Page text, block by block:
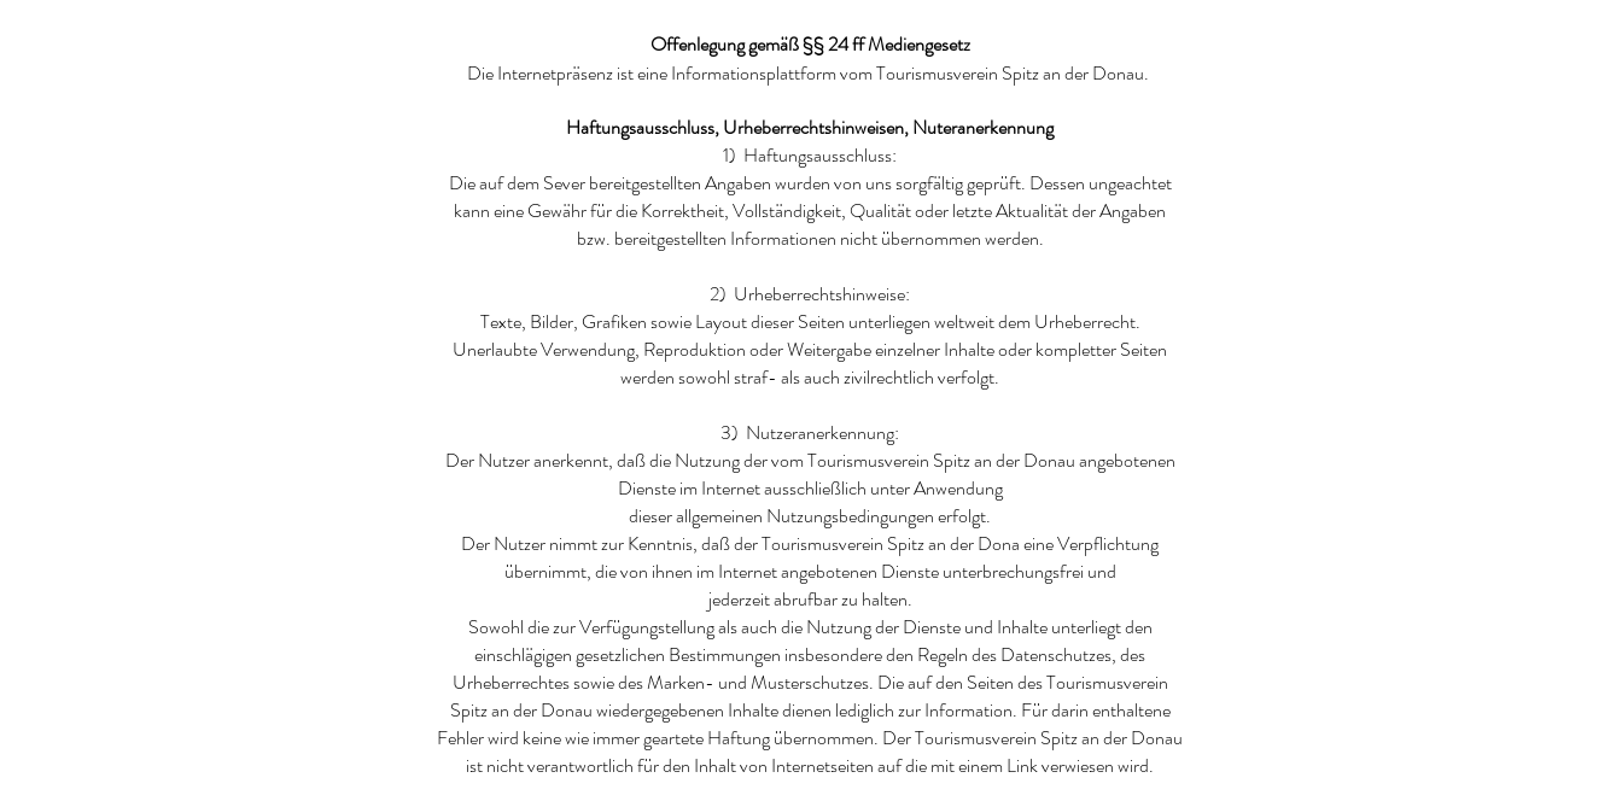
Offenlegung gemäß §§ 24 ff Mediengesetz
Die Internetpräsenz ist eine Informationsplattform vom Tourismusverein Spitz an der Donau.
Haftungsausschluss, Urheberrechtshinweisen, Nuteranerkennung
1) Haftungsausschluss:
Die auf dem Sever bereitgestellten Angaben wurden von uns sorgfältig geprüft. Dessen ungeachtet
kann eine Gewähr für die Korrektheit, Vollständigkeit, Qualität oder letzte Aktualität der Angaben
bzw. bereitgestellten Informationen nicht übernommen werden.
2) Urheberrechtshinweise:
Texte, Bilder, Grafiken sowie Layout dieser Seiten unterliegen weltweit dem Urheberrecht.
Unerlaubte Verwendung, Reproduktion oder Weitergabe einzelner Inhalte oder kompletter Seiten
werden sowohl straf- als auch zivilrechtlich verfolgt.
3) Nutzeranerkennung:
Der Nutzer anerkennt, daß die Nutzung der vom Tourismusverein Spitz an der Donau angebotenen
Dienste im Internet ausschließlich unter Anwendung
dieser allgemeinen Nutzungsbedingungen erfolgt.
Der Nutzer nimmt zur Kenntnis, daß der Tourismusverein Spitz an der Dona eine Verpflichtung
übernimmt, die von ihnen im Internet angebotenen Dienste unterbrechungsfrei und
jederzeit abrufbar zu halten.
Sowohl die zur Verfügungstellung als auch die Nutzung der Dienste und Inhalte unterliegt den
einschlägigen gesetzlichen Bestimmungen insbesondere den Regeln des Datenschutzes, des
Urheberrechtes sowie des Marken- und Musterschutzes. Die auf den Seiten des Tourismusverein
Spitz an der Donau wiedergegebenen Inhalte dienen lediglich zur Information. Für darin enthaltene
Fehler wird keine wie immer geartete Haftung übernommen. Der Tourismusverein Spitz an der Donau
ist nicht verantwortlich für den Inhalt von Internetseiten auf die mit einem Link verwiesen wird.